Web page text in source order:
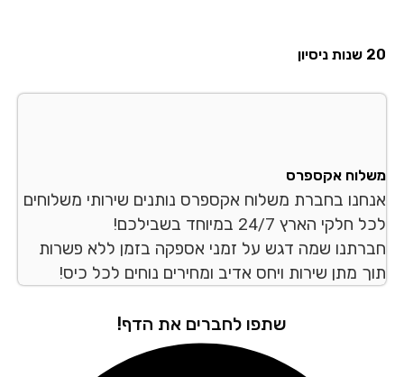
אקספרס
בחברת משלוח אקספרס נותנים שירותי משלוחים
הארץ 24/7 במיוחד בשבילכם!
שמה דגש על זמני אספקה בזמן ללא פשרות
מתן שירות ויחס אדיב ומחירים נוחים לכל כיס!
שתפו לחברים את הדף!